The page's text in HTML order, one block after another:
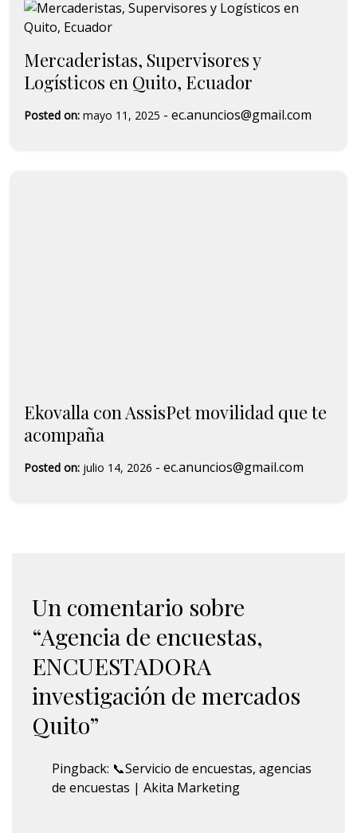
Mercaderistas, Supervisores y
Logísticos en Quito, Ecuador
Posted on: mayo 11, 2025 - ec.anuncios@gmail.com
Ekovalla con AssisPet movilidad que te
acompaña
Posted on: julio 14, 2026 - ec.anuncios@gmail.com
Un comentario sobre
“Agencia de encuestas,
ENCUESTADORA
investigación de mercados
Quito”
Pingback: 📞Servicio de encuestas, agencias
de encuestas | Akita Marketing